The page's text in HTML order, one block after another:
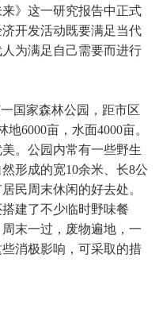
》这一研究报告中正式
开发活动既要满足当代
为满足自己需要而进行
国家森林公园，距市区
6000亩，水面4000亩。
。公园内常有一些野生
形成的宽10余米、长8公
民周末休闲的好去处。
建了不少临时野味餐
末一过，废物遍地，一
消极影响，可采取的措